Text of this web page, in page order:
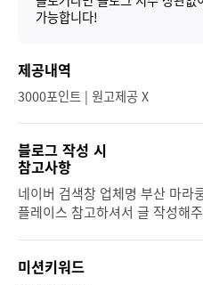
가능합니다!
제공내역
3000포인트 | 원고제공 X
블로그 작성 시
참고사항
네이버 검색창 업체명 부산 마라
플레이스 참고하셔서 글 작성해
미션키워드